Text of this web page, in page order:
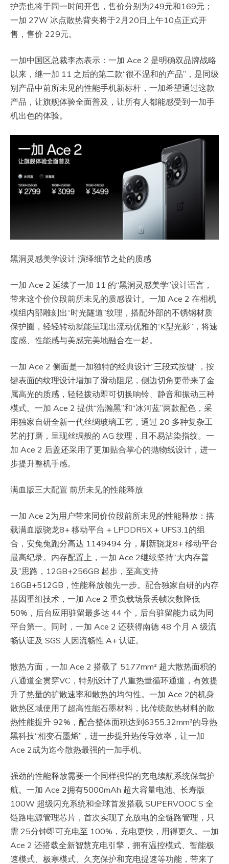
护壳也将于同一时间开售，售价分别为249元和169元；
一加 27W 冰点散热背夹将于2月20日上午10点正式开
售，售价 229元。
一加中国区总裁李杰表示：一加 Ace 2 是明确双品牌战略
以来，继一加 11 之后的第二款“很不温和的产品”，是同级
别产品中前所未见的性能手机新标杆，一加希望通过这款
产品，让旗舰体验全面普及，让所有人都能感受到一加手
机出色的体验。
黑洞灵感美学设计 演绎细节之处的质感
一加 Ace 2 延续了一加 11 的“黑洞灵感美学”设计语言，
带来这个价位段前所未见的质感设计。一加 Ace 2 在相机
模组内部雕刻出“时光隧道”纹理，搭配外部的不锈钢材质
保护圈，轻轻转动就能呈现出流动优雅的“K型光影”，将速
度感、性能感与美感完美地融合在一起。
一加 Ace 2 侧面是一加独特的经典设计“三段式按键”，按
键表面的纹理设计增加了滑动阻尼，侧边切角更带来了金
属高光的质感，轻轻拨动即可切换响铃、静音和振动三种
模式。一加 Ace 2 提供“浩瀚黑”和“冰河蓝”两款配色，采
用独家自研全新一代丝绸玻璃工艺，通过 20 多种复杂工
艺的打磨，呈现丝绸般的 AG 纹理，且不易沾染指纹。一
加 Ace 2 后盖还采用了更加贴合掌心的抛物线设计，进一
步提升整机手感。
满血版三大配置 前所未见的性能释放
一加 Ace 2为用户带来同价位段前所未见的性能释放：搭
载满血版骁龙8+ 移动平台 + LPDDR5X + UFS3.1的组
合，安兔兔跑分高达 1149494 分，刷新骁龙8+ 移动平台
最高纪录。内存配置上，一加 Ace 2继续坚持“大内存普
及”思路，12GB+256GB 起步，至高支持
16GB+512GB，性能释放领先一步。配合独家自研的内存
基因重组技术，一加 Ace 2 重负载场景丢帧次数降低
50%，后台应用驻留最多达 44 个，后台驻留能力成为同
平台第一。同时，一加 Ace 2 还获得南德 48 个月 A 级流
畅认证及 SGS 人因流畅性 A+ 认证。
散热方面，一加 Ace 2 搭载了 5177mm² 超大散热面积的
八通道全贯穿VC，特别设计了八重热量循环通道，有效提
升了热量的扩散速率和散热的均匀性。一加 Ace 2的机身
散热区域使用了超高性能石墨材料，比传统散热材料的散
热性能提升 92%，配合整体面积达到6355.32mm²的导热
黑科技“相变石墨烯”，进一步提升热传导效率，让一加
Ace 2成为迄今散热最强的一加手机。
强劲的性能释放需要一个同样强悍的充电续航系统保驾护
航。一加 Ace 2拥有5000mAh 超大容量电池、长寿版
100W 超级闪充系统和全球首发搭载 SUPERVOOC S 全
链路电源管理芯片，首次实现了充放电的全链路管理，只
需 25分钟即可充电至 100%，充电更快，用得更久。一加
Ace 2 还搭载全新智慧充电引擎，拥有温控模式、智能极
速模式、极寒模式、久充保护和充电提速等功能，带来了